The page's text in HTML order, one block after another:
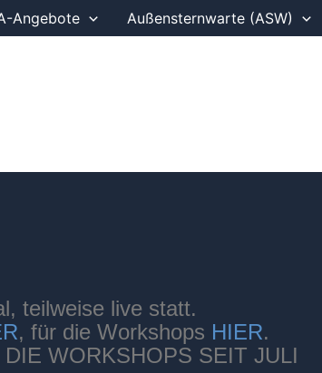
Angebote Außensternwarte (ASW)
teilweise live statt.
, für die Workshops HIER.
WORKSHOPS SEIT JULI